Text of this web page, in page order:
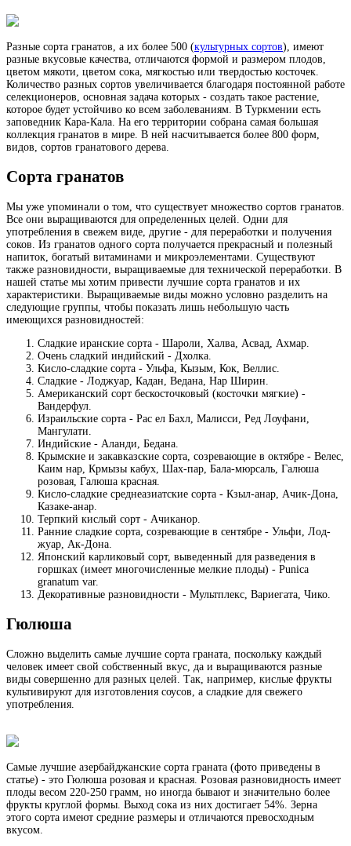
Разные сорта гранатов, а их более 500 (культурных сортов), имеют
разные вкусовые качества, отличаются формой и размером плодов,
цветом мякоти, цветом сока, мягкостью или твердостью косточек.
Количество разных сортов увеличивается благодаря постоянной работе
селекционеров, основная задача которых - создать такое растение,
которое будет устойчиво ко всем заболеваниям. В Туркмении есть
заповедник Кара-Кала. На его территории собрана самая большая
коллекция гранатов в мире. В ней насчитывается более 800 форм,
видов, сортов гранатового дерева.
Сорта гранатов
Мы уже упоминали о том, что существует множество сортов гранатов.
Все они выращиваются для определенных целей. Одни для
употребления в свежем виде, другие - для переработки и получения
соков. Из гранатов одного сорта получается прекрасный и полезный
напиток, богатый витаминами и микроэлементами. Существуют
также разновидности, выращиваемые для технической переработки. В
нашей статье мы хотим привести лучшие сорта гранатов и их
характеристики. Выращиваемые виды можно условно разделить на
следующие группы, чтобы показать лишь небольшую часть
имеющихся разновидностей:
Сладкие иранские сорта - Шароли, Халва, Асвад, Ахмар.
Очень сладкий индийский - Дхолка.
Кисло-сладкие сорта - Ульфа, Кызым, Кок, Веллис.
Сладкие - Лоджуар, Кадан, Ведана, Нар Ширин.
Американский сорт бескосточковый (косточки мягкие) -
Вандерфул.
Израильские сорта - Рас ел Бахл, Малисси, Ред Лоуфани,
Мангулати.
Индийские - Аланди, Бедана.
Крымские и закавказские сорта, созревающие в октябре - Велес,
Каим нар, Крмызы кабух, Шах-пар, Бала-мюрсаль, Галюша
розовая, Галюша красная.
Кисло-сладкие среднеазиатские сорта - Кзыл-анар, Ачик-Дона,
Казаке-анар.
Терпкий кислый сорт - Ачиканор.
Ранние сладкие сорта, созревающие в сентябре - Ульфи, Лод-
жуар, Ак-Дона.
Японский карликовый сорт, выведенный для разведения в
горшках (имеет многочисленные мелкие плоды) - Punica
granatum var.
Декоративные разновидности - Мультплекс, Вариегата, Чико.
Гюлюша
Сложно выделить самые лучшие сорта граната, поскольку каждый
человек имеет свой собственный вкус, да и выращиваются разные
виды совершенно для разных целей. Так, например, кислые фрукты
культивируют для изготовления соусов, а сладкие для свежего
употребления.
Самые лучшие азербайджанские сорта граната (фото приведены в
статье) - это Гюлюша розовая и красная. Розовая разновидность имеет
плоды весом 220-250 грамм, но иногда бывают и значительно более
фрукты круглой формы. Выход сока из них достигает 54%. Зерна
этого сорта имеют средние размеры и отличаются превосходным
вкусом.